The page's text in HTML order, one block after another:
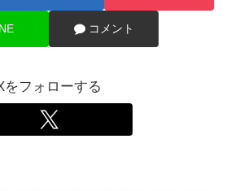
コメント
をフォローする